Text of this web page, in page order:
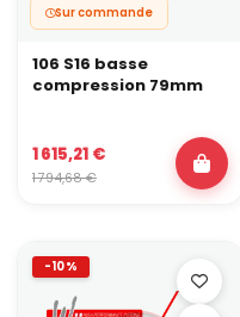
Sur commande
106 S16 basse
compression 79mm
1 615,21 €
1 794,68 €
-10%